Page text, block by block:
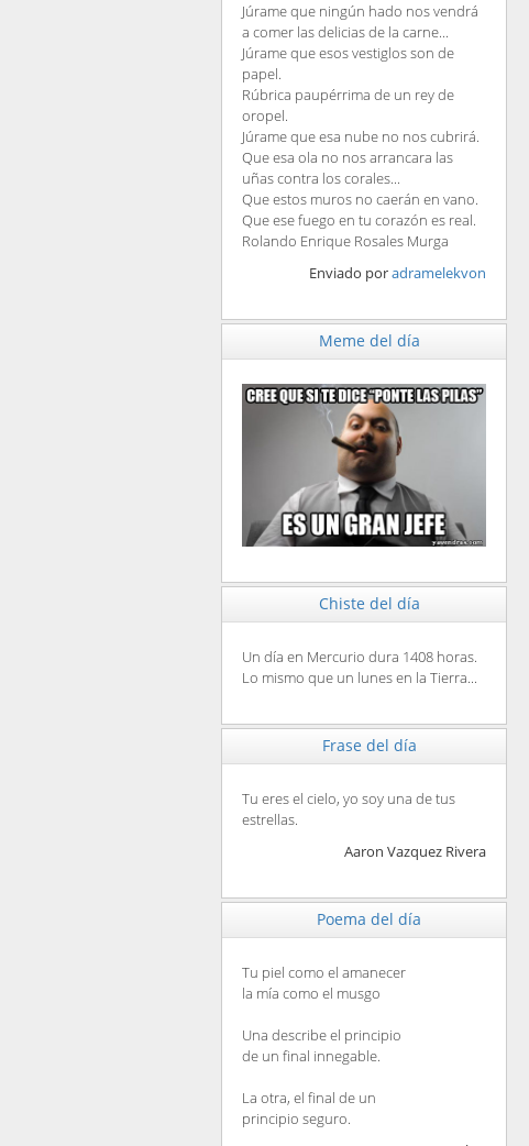
Júrame que ningún hado nos vendrá
a comer las delicias de la carne...
Júrame que esos vestiglos son de
papel.
Rúbrica paupérrima de un rey de
oropel.
Júrame que esa nube no nos cubrirá.
Que esa ola no nos arrancara las
uñas contra los corales...
Que estos muros no caerán en vano.
Que ese fuego en tu corazón es real.
Rolando Enrique Rosales Murga
Enviado poradramelekvon
Meme del día
Chiste del día
Un día en Mercurio dura 1408 horas.
Lo mismo que un lunes en la Tierra...
Frase del día
Tu eres el cielo, yo soy una de tus
estrellas.
Aaron Vazquez Rivera
Poema del día
Tu piel como el amanecer
la mía como el musgo
Una describe el principio
de un final innegable.
La otra, el final de un
principio seguro.